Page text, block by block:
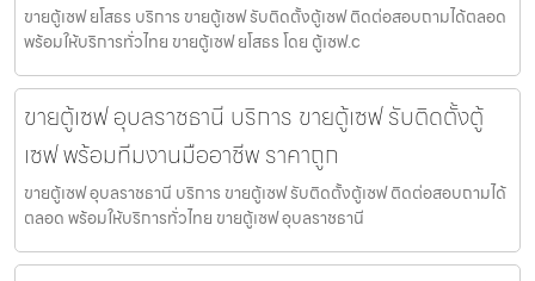
ขายตู้เซฟ ยโสธร บริการ ขายตู้เซฟ รับติดตั้งตู้เซฟ ติดต่อสอบถามได้ตลอด
พร้อมให้บริการทั่วไทย ขายตู้เซฟ ยโสธร โดย ตู้เซฟ.c
ขายตู้เซฟ อุบลราชธานี บริการ ขายตู้เซฟ รับติดตั้งตู้
เซฟ พร้อมทีมงานมืออาชีพ ราคาถูก
ขายตู้เซฟ อุบลราชธานี บริการ ขายตู้เซฟ รับติดตั้งตู้เซฟ ติดต่อสอบถามได้
ตลอด พร้อมให้บริการทั่วไทย ขายตู้เซฟ อุบลราชธานี